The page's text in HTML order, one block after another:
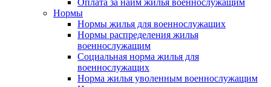
Оплата за найм жилья военнослужащим
Нормы
Нормы жилья для военнослужащих
Нормы распределения жилья
военнослужащим
Социальная норма жилья для
военнослужащих
Норма жилья уволенным военнослужащим